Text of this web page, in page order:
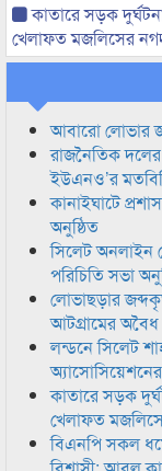
কাতারে সড়ক
খেলাফত মজলিসের
আবারো লোভার
রাজনৈতিক
ইউএনও’র
কানাইঘাটে
অনুষ্ঠিত
সিলেট অনলাইন
পরিচিতি সভা
লোভাছড়ার
আটগ্রামের
লন্ডনে সিলেট
কাতারে সড়ক
খেলাফত
বিএনপি সকল